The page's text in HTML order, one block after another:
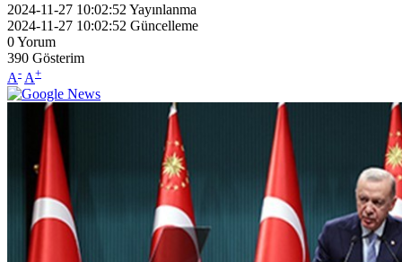
2024-11-27 10:02:52 Yayınlanma
2024-11-27 10:02:52 Güncelleme
0Yorum
390 Gösterim
A- A+